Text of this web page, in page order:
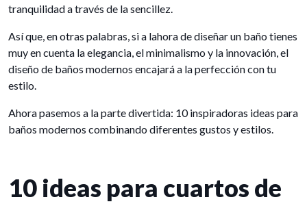
tranquilidad a través de la sencillez.
Así que, en otras palabras, si a lahora de diseñar un baño tienes
muy en cuenta la elegancia, el minimalismo y la innovación, el
diseño de baños modernos encajará a la perfección con tu
estilo.
Ahora pasemos a la parte divertida: 10 inspiradoras ideas para
baños modernos combinando diferentes gustos y estilos.
10 ideas para cuartos de